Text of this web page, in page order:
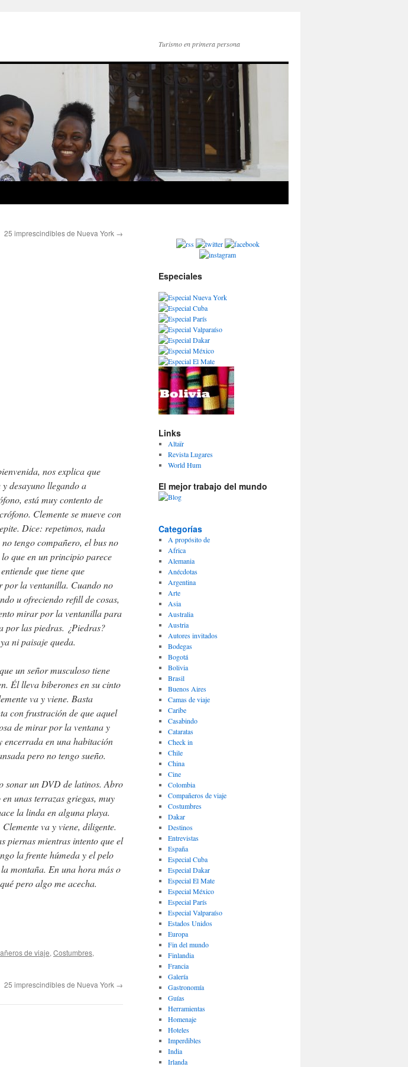
Turismo en primera persona
25 imprescindibles de Nueva York →
nos explica que
desayuno llegando a
está muy contento de
Clemente se mueve con
Dice: repetimos, nada
tengo compañero, el bus no
que en un principio parece
que tiene que
por la ventanilla. Cuando no
u ofreciendo refill de cosas,
mirar por la ventanilla para
por las piedras. ¿Piedras?
ni paisaje queda.
un señor musculoso tiene
Él lleva biberones en su cinto
va y viene. Basta
con frustración de que aquel
de mirar por la ventana y
encerrada en una habitación
pero no tengo sueño.
sonar un DVD de latinos. Abro
unas terrazas griegas, muy
la linda en alguna playa.
va y viene, diligente.
piernas mientras intento que el
la frente húmeda y el pelo
montaña. En una hora más o
pero algo me acecha.
de viaje, Costumbres,
25 imprescindibles de Nueva York →
Especiales
Links
Altaïr
Revista Lugares
World Hum
El mejor trabajo del mundo
Categorías
A propósito de
Africa
Alemania
Anécdotas
Argentina
Arte
Asia
Australia
Austria
Autores invitados
Bodegas
Bogotá
Bolivia
Brasil
Buenos Aires
Camas de viaje
Caribe
Casabindo
Cataratas
Check in
Chile
China
Cine
Colombia
Compañeros de viaje
Costumbres
Dakar
Destinos
Entrevistas
España
Especial Cuba
Especial Dakar
Especial El Mate
Especial México
Especial París
Especial Valparaíso
Estados Unidos
Europa
Fin del mundo
Finlandia
Francia
Galería
Gastronomí­a
Guías
Herramientas
Homenaje
Hoteles
Imperdibles
India
Irlanda